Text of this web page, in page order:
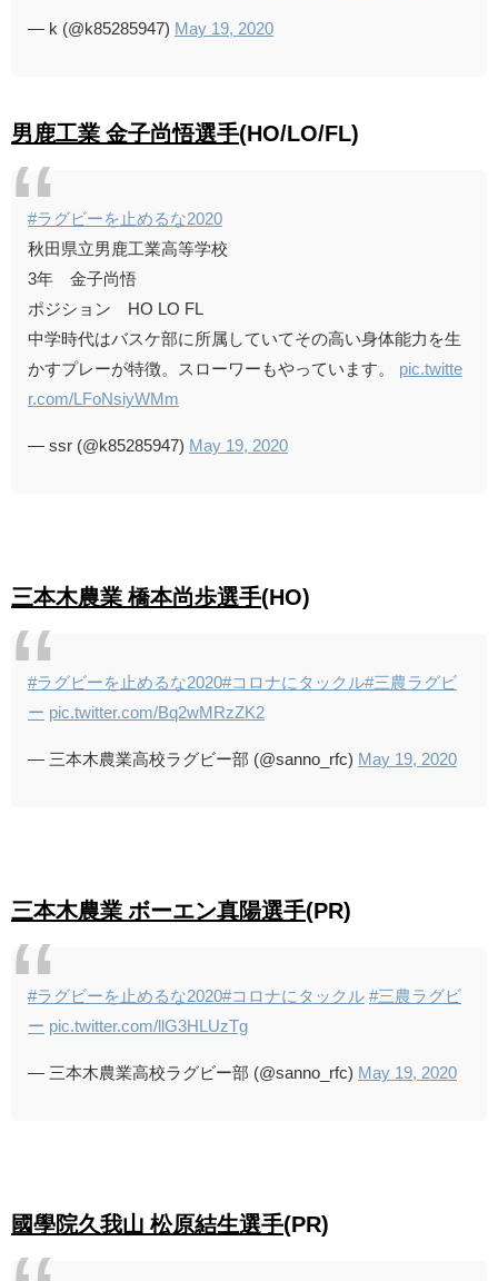
— k (@k85285947) May 19, 2020
男鹿工業 金子尚悟選手(HO/LO/FL)
#ラグビーを止めるな2020
秋田県立男鹿工業高等学校
3年 金子尚悟
ポジション HO LO FL
中学時代はバスケ部に所属していてその高い身体能力を生
かすプレーが特徴。スローワーもやっています。 pic.twitte
r.com/LFoNsiyWMm
— ssr (@k85285947) May 19, 2020
三本木農業 橋本尚歩選手(HO)
#ラグビーを止めるな2020#コロナにタックル#三農ラグビ
ー pic.twitter.com/Bq2wMRzZK2
— 三本木農業高校ラグビー部 (@sanno_rfc) May 19, 2020
三本木農業 ボーエン真陽選手(PR)
#ラグビーを止めるな2020#コロナにタックル #三農ラグビ
ー pic.twitter.com/llG3HLUzTg
— 三本木農業高校ラグビー部 (@sanno_rfc) May 19, 2020
國學院久我山 松原結生選手(PR)